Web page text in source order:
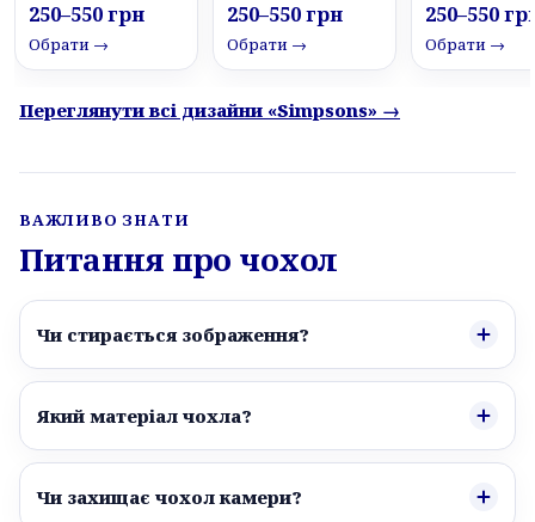
250–550 грн
Обрати →
250–550 грн
Обрати →
250–550
Обрати →
Переглянути всі дизайни «Simpsons» →
ВАЖЛИВО ЗНАТИ
Питання про чохол
Чи стирається зображення?
Який матеріал чохла?
Чи захищає чохол камери?